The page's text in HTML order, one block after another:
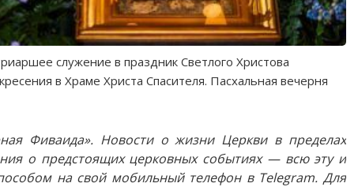
служение в праздник Светлого Христова
в Храме Христа Спасителя. Пасхальная вечерня
Фиваида». Новости о жизни Церкви в пределах
о предстоящих церковных событиях — всю эту и
на свой мобильный телефон в Telegram. Для